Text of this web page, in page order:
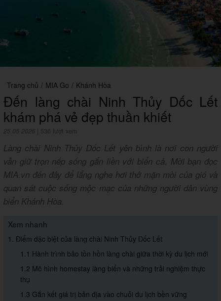
Trang chủ / MIA Go / Khánh Hòa
Đến làng chài Ninh Thủy Dốc Lết
khám phá vẻ đẹp thuần khiết
25.05.2026 536 lượt xem
Làng chài Ninh Thủy Dốc Lết yên bình là nơi con người
vẫn giữ trọn nếp sống gắn liền với biển cả. Mời bạn đọc
MIA.vn đến đây để lắng nghe hơi thở mặn mòi của gió và
quan sát cuộc sống mộc mạc của những người dân vùng
biển Khánh Hòa.
Xem nhanh
1. Điểm đặc biệt của làng chài Ninh Thủy Dốc Lết
1.1 Hành trình bảo tồn hồn làng chài giữa thời kỳ du lịch mới
1.2 Mô hình homestay làng biển và những trải nghiệm thực
thụ
1.3 Gắn kết giá trị bản địa vào chuỗi du lịch bền vững